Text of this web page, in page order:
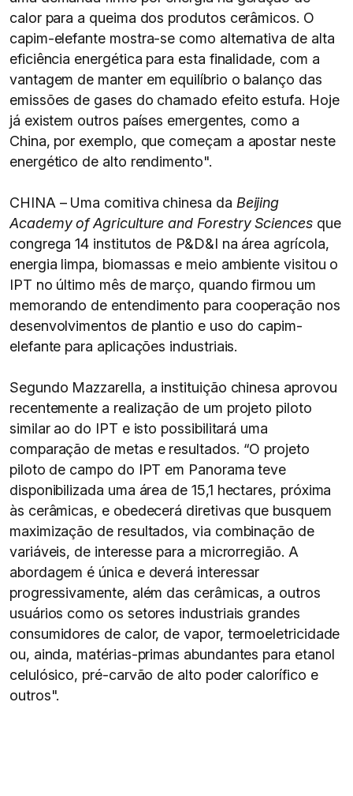
calor para a queima dos produtos cerâmicos. O
capim-elefante mostra-se como alternativa de alta
eficiência energética para esta finalidade, com a
vantagem de manter em equilíbrio o balanço das
emissões de gases do chamado efeito estufa. Hoje
já existem outros países emergentes, como a
China, por exemplo, que começam a apostar neste
energético de alto rendimento".
CHINA – Uma comitiva chinesa da Beijing
Academy of Agriculture and Forestry Sciences que
congrega 14 institutos de P&D&I na área agrícola,
energia limpa, biomassas e meio ambiente visitou o
IPT no último mês de março, quando firmou um
memorando de entendimento para cooperação nos
desenvolvimentos de plantio e uso do capim-
elefante para aplicações industriais.
Segundo Mazzarella, a instituição chinesa aprovou
recentemente a realização de um projeto piloto
similar ao do IPT e isto possibilitará uma
comparação de metas e resultados. “O projeto
piloto de campo do IPT em Panorama teve
disponibilizada uma área de 15,1 hectares, próxima
às cerâmicas, e obedecerá diretivas que busquem
maximização de resultados, via combinação de
variáveis, de interesse para a microrregião. A
abordagem é única e deverá interessar
progressivamente, além das cerâmicas, a outros
usuários como os setores industriais grandes
consumidores de calor, de vapor, termoeletricidade
ou, ainda, matérias-primas abundantes para etanol
celulósico, pré-carvão de alto poder calorífico e
outros".